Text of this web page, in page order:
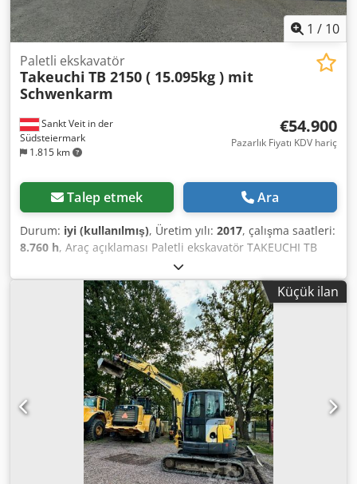
1 / 10
Sankt Veit in der
Südsteiermark
1.815 km
Paletli ekskavatör
Takeuchi TB 2150 ( 15.095kg ) mit
Schwenkarm
€54.900
Pazarlık Fiyatı KDV hariç
Talep etmek Ara
Durum: iyi (kullanılmış), Üretim yılı: 2017, çalışma saatleri:
8.760 h, Araç açıklaması Paletli ekskavatör TAKEUCHI TB
2150 Yıl 2017 acc. Sayaç 8.760 saat 85 KW 15,075 KG -
hi̇droli̇k hizli bağlanti elemani - Beko kepçe - Eğim kovası
YENİ - hidr. döner kol - hidr. hızlı bağlantı elemanı - hidr.
dozer bıçağı - elektri̇kli̇ tank pompasi - hemen kullanıma
hazır - 270cm yapı genişliği Codpfxeugf U Ae Ab Ajrf Satış
fiyatı: 54.900,-- net uygun teslimat da mümkün!
Küçük ilan